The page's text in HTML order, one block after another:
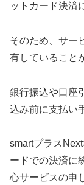
ットカード決済
そのため、サー
有していること
銀行振込や口座
込み前に支払い
smartプラス
ードでの決済に
心サービスの申